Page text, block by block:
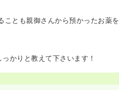
とも親御さんから預かったお薬を
かりと教えて下さいます！